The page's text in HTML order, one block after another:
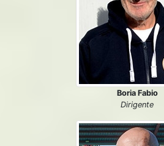
Boria Fabio
Dirigente